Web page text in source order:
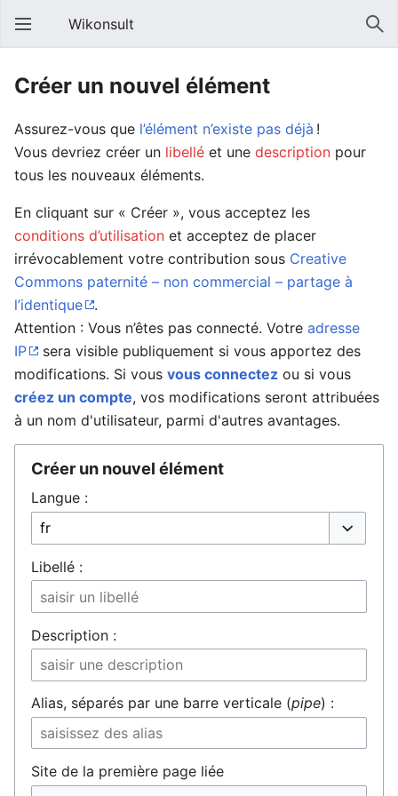
Ouvrir le menu principal
Wikonsult
Créer un nouvel élément
Assurez-vous que l’élément n’existe pas déjà !
Vous devriez créer un libellé et une description pour
tous les nouveaux éléments.
En cliquant sur « Créer », vous acceptez les
conditions d’utilisation et acceptez de placer
irrévocablement votre contribution sous Creative
Commons paternité – non commercial – partage à
l’identique
.
Attention : Vous n’êtes pas connecté. Votre adresse
IP
sera visible publiquement si vous apportez des
modifications. Si vous vous connectez ou si vous
créez un compte, vos modifications seront attribuées
à un nom d'utilisateur, parmi d'autres avantages.
Créer un nouvel élément
Langue :
Libellé :
Description :
Alias, séparés par une barre verticale (pipe) :
Site de la première page liée